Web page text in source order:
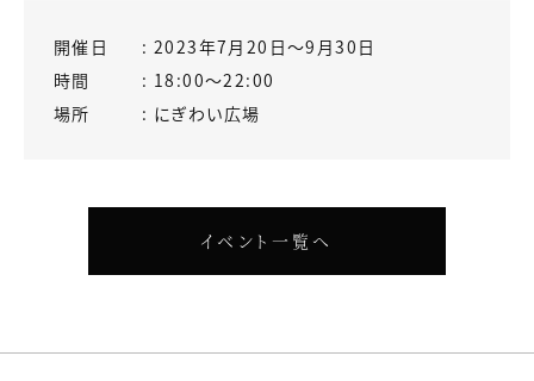
開催日
2023年7月20日〜9月30日
時間
18:00〜22:00
場所
にぎわい広場
イベント一覧へ